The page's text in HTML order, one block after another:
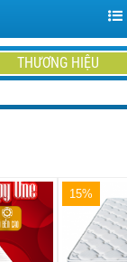
THƯƠNG HIỆU
15%